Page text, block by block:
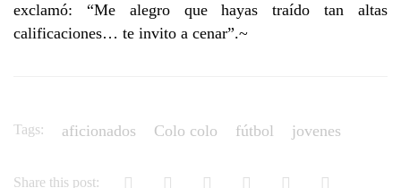
exclamó: “Me alegro que hayas traído tan altas
calificaciones… te invito a cenar”.~
Tags: aficionados Colo colo fútbol jovenes
Share this post: